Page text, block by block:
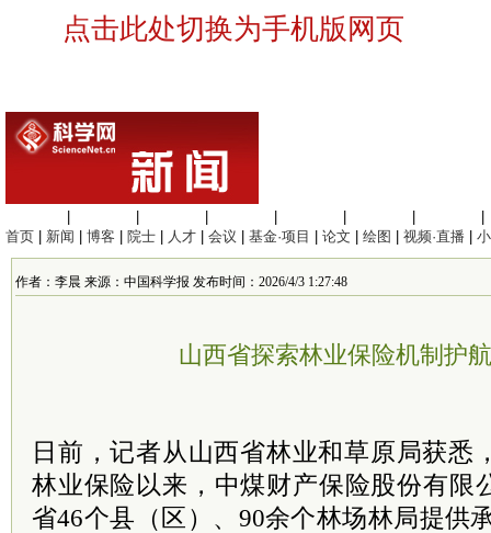
点击此处切换为手机版网页
首页
新闻 博客 院士 人才 会议 基金·项目 论文 绘图 视频·直播
作者：李晨 来源：中国科学报 发布时间：2026/4/3 1:27:48
山西省探索林业保险机制护
日前，记者从山西省林业和草原局获悉
林业保险以来，中煤财产保险股份有限
省46个县（区）、90余个林场林局提供